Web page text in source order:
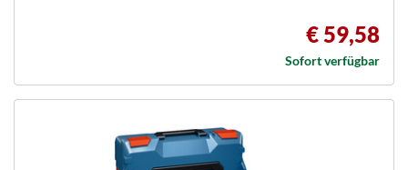
€ 59,58
Sofort verfügbar